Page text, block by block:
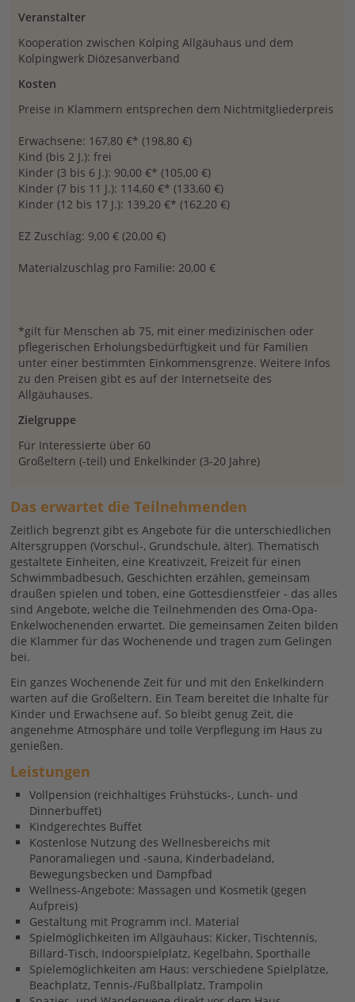
Veranstalter
Kooperation zwischen Kolping Allgäuhaus und dem
Kolpingwerk Diözesanverband
Kosten
Preise in Klammern entsprechen dem Nichtmitgliederpreis
Erwachsene: 167,80 €* (198,80 €)
Kind (bis 2 J.): frei
Kinder (3 bis 6 J.): 90,00 €* (105,00 €)
Kinder (7 bis 11 J.): 114,60 €* (133,60 €)
Kinder (12 bis 17 J.): 139,20 €* (162,20 €)
EZ Zuschlag: 9,00 € (20,00 €)
Materialzuschlag pro Familie: 20,00 €
*gilt für Menschen ab 75, mit einer medizinischen oder
pflegerischen Erholungsbedürftigkeit und für Familien
unter einer bestimmten Einkommensgrenze. Weitere Infos
zu den Preisen gibt es auf der Internetseite des
Allgäuhauses.
Zielgruppe
Für Interessierte über 60
Großeltern (-teil) und Enkelkinder (3-20 Jahre)
Das erwartet die Teilnehmenden
Zeitlich begrenzt gibt es Angebote für die unterschiedlichen
Altersgruppen (Vorschul-, Grundschule, älter). Thematisch
gestaltete Einheiten, eine Kreativzeit, Freizeit für einen
Schwimmbadbesuch, Geschichten erzählen, gemeinsam
draußen spielen und toben, eine Gottesdienstfeier - das alles
sind Angebote, welche die Teilnehmenden des Oma-Opa-
Enkelwochenenden erwartet. Die gemeinsamen Zeiten bilden
die Klammer für das Wochenende und tragen zum Gelingen
bei.
Ein ganzes Wochenende Zeit für und mit den Enkelkindern
warten auf die Großeltern. Ein Team bereitet die Inhalte für
Kinder und Erwachsene auf. So bleibt genug Zeit, die
angenehme Atmosphäre und tolle Verpflegung im Haus zu
genießen.
Leistungen
Vollpension (reichhaltiges Frühstücks-, Lunch- und
Dinnerbuffet)
Kindgerechtes Buffet
Kostenlose Nutzung des Wellnesbereichs mit
Panoramaliegen und -sauna, Kinderbadeland,
Bewegungsbecken und Dampfbad
Wellness-Angebote: Massagen und Kosmetik (gegen
Aufpreis)
Gestaltung mit Programm incl. Material
Spielmöglichkeiten im Allgäuhaus: Kicker, Tischtennis,
Billard-Tisch, Indoorspielplatz, Kegelbahn, Sporthalle
Spielemöglichkeiten am Haus: verschiedene Spielplätze,
Beachplatz, Tennis-/Fußballplatz, Trampolin